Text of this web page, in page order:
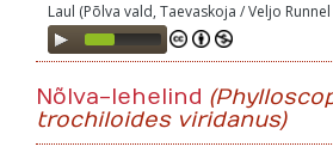
Laul (Põlva vald, Taevaskoja / Veljo
Audio
Player
Nõlva-lehelind
trochiloides viridanus)